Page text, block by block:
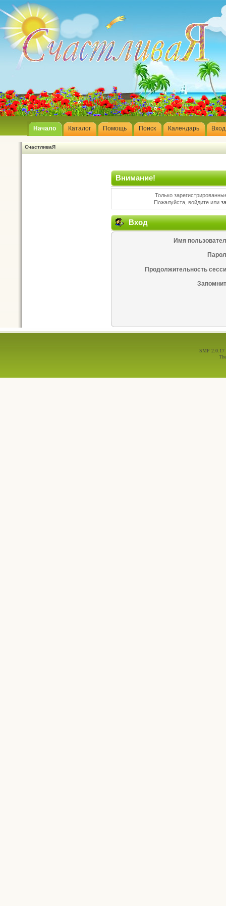
Начало Каталог Помощь Поиск Календарь Вход
СчастливаЯ
Внимание!
Только
Пожалуйста, войдите или
Вход
Имя
Продолжительность
SMF 2.0.17